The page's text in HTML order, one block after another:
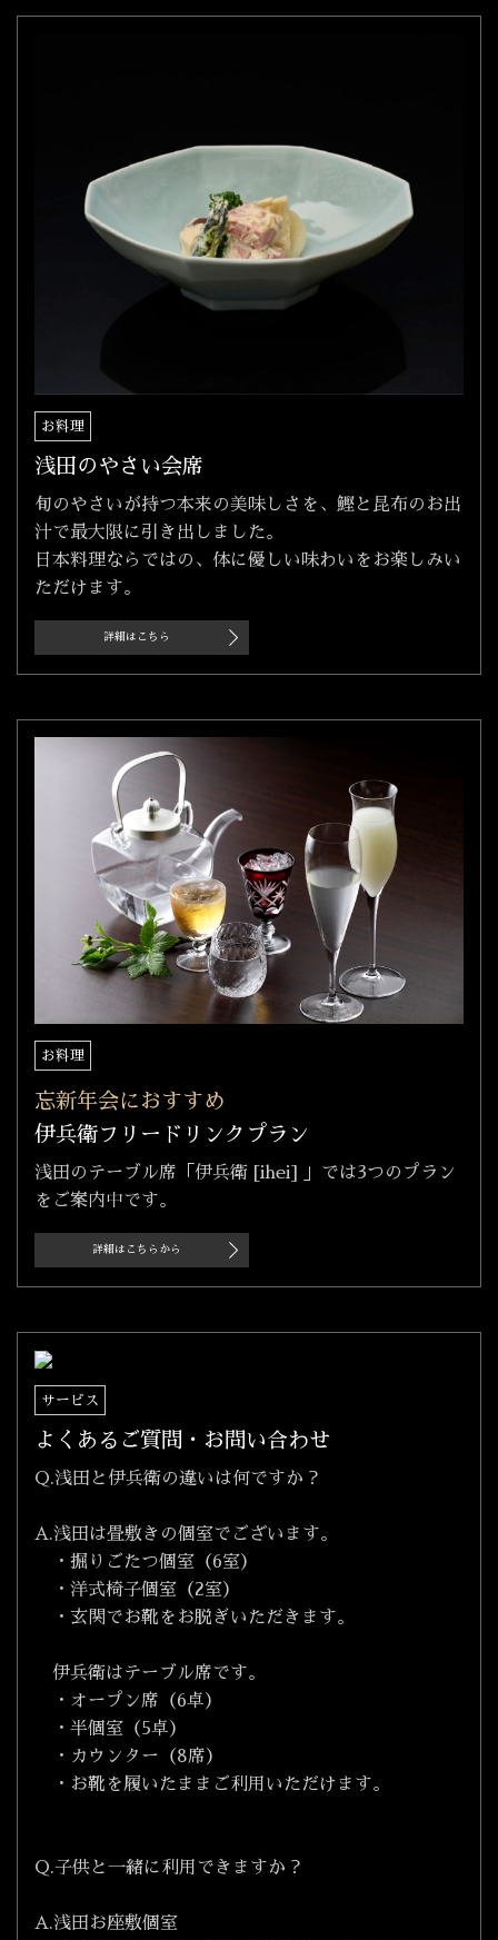
お料理
浅田のやさい会席
旬のやさいが持つ本来の美味しさを、鰹と昆布のお出
汁で最大限に引き出しました。
日本料理ならではの、体に優しい味わいをお楽しみい
ただけます。
詳細はこちら
お料理
忘新年会におすすめ
伊兵衛フリードリンクプラン
浅田のテーブル席「伊兵衛 [ihei] 」では3つのプラン
をご案内中です。
詳細はこちらから
サービス
よくあるご質問・お問い合わせ
Q.浅田と伊兵衛の違いは何ですか？
A.浅田は畳敷きの個室でございます。
・掘りごたつ個室（6室）
・洋式椅子個室（2室）
・玄関でお靴をお脱ぎいただきます。
伊兵衛はテーブル席です。
・オープン席（6卓）
・半個室（5卓）
・カウンター（8席）
・お靴を履いたままご利用いただけます。
Q.子供と一緒に利用できますか？
A.浅田お座敷個室